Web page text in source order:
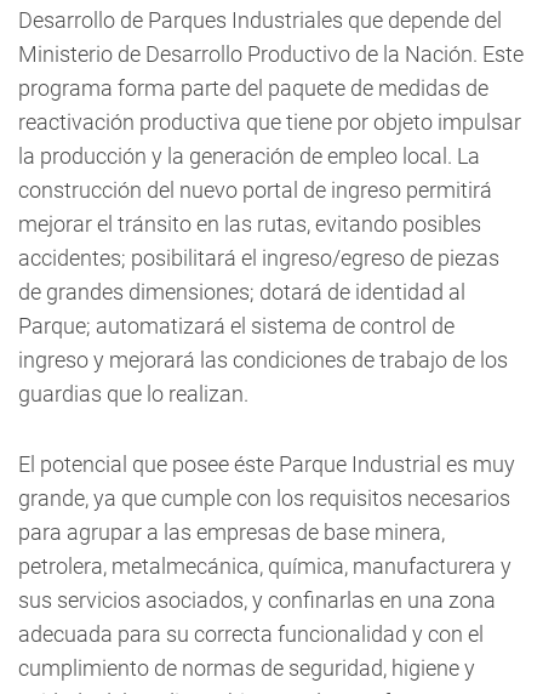
Desarrollo de Parques Industriales que depende del
Ministerio de Desarrollo Productivo de la Nación. Este
programa forma parte del paquete de medidas de
reactivación productiva que tiene por objeto impulsar
la producción y la generación de empleo local. La
construcción del nuevo portal de ingreso permitirá
mejorar el tránsito en las rutas, evitando posibles
accidentes; posibilitará el ingreso/egreso de piezas
de grandes dimensiones; dotará de identidad al
Parque; automatizará el sistema de control de
ingreso y mejorará las condiciones de trabajo de los
guardias que lo realizan.
El potencial que posee éste Parque Industrial es muy
grande, ya que cumple con los requisitos necesarios
para agrupar a las empresas de base minera,
petrolera, metalmecánica, química, manufacturera y
sus servicios asociados, y confinarlas en una zona
adecuada para su correcta funcionalidad y con el
cumplimiento de normas de seguridad, higiene y